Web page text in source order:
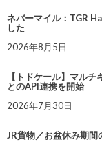
ネバーマイル：TGR
した
2026年8月5日
【トドケール】マル
とのAPI連携を開始
2026年7月30日
JR貨物／お盆休み期間